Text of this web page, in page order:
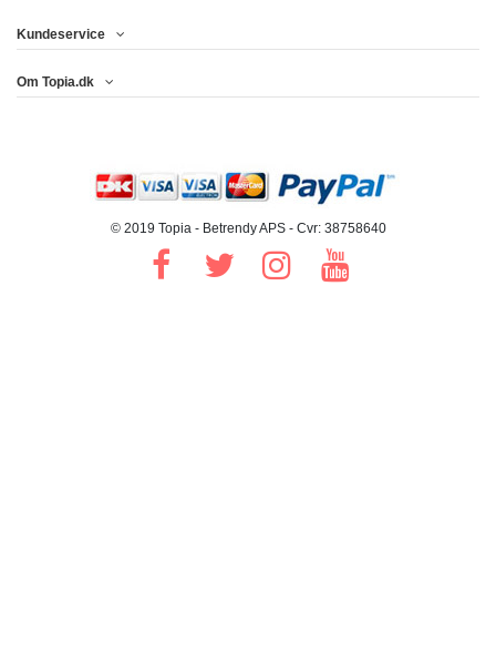
Kundeservice
Om Topia.dk
© 2019 Topia - Betrendy APS - Cvr: 38758640